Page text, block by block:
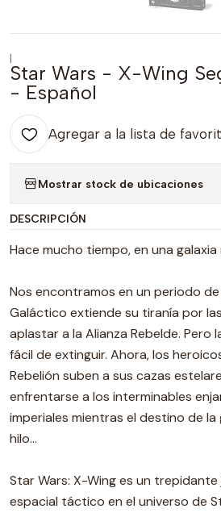
|
Star Wars - X-Wing
- Español
Agregar a la lista de
Mostrar stock de ubicaciones
DESCRIPCIÓN
Hace mucho tiempo, en una galaxia
Nos encontramos en un periodo de
Galáctico extiende su tiranía por
aplastar a la Alianza Rebelde. Pero
fácil de extinguir. Ahora, los
Rebelión suben a sus cazas
enfrentarse a los interminables
imperiales mientras el destino de la
hilo...
Star Wars: X-Wing es un
espacial táctico en el universo de